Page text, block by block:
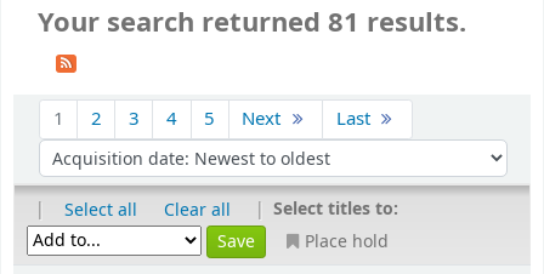
Your search returned 81 results.
1 2 3 4 5 Next Last
| Select all Clear all | Select titles to:
Place hold